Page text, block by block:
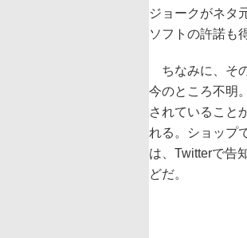
ジョークがネタ
ソフトの許諾も
ちなみに、そ
今のところ不明
されていること
れる。ショップ
は、Twitterで告
どだ。